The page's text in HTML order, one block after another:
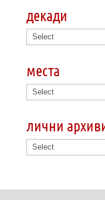
декади
места
лични